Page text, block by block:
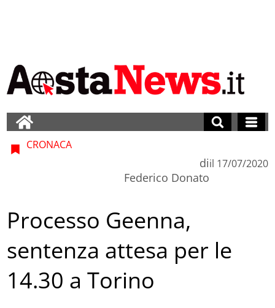
CRONACA
di
Federico Donato
il 17/07/2020
Processo Geenna,
sentenza attesa per le
14.30 a Torino